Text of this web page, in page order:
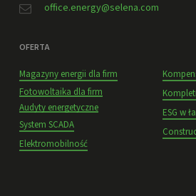
office.energy@selena.com
OFERTA
Magazyny energii dla firm
Fotowoltaika dla firm
Audyty energetyczne
System SCADA
Elektromobilność
ESG w